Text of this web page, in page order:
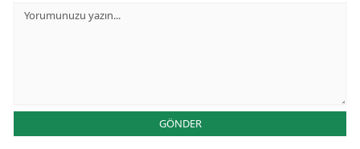
GÖNDER